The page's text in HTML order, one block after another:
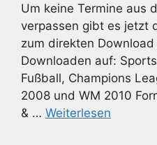
Um keine Termine aus
verpassen gibt es jetzt
zum direkten
Downloaden auf:
Fußball, Champions
2008 und WM 2010
& … Weiterlesen